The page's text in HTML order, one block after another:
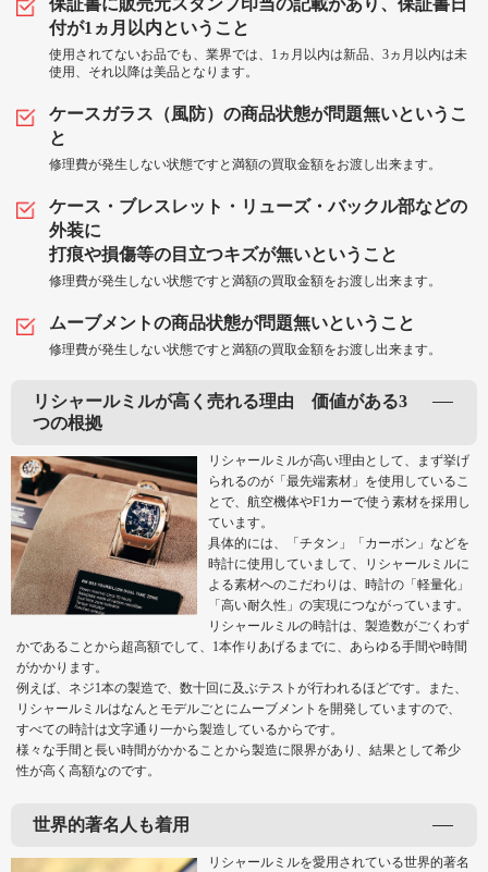
保証書に販売元スタンプ印当の記載があり、保証書日
付が1ヵ月以内ということ
使用されてないお品でも、業界では、1ヵ月以内は新品、3ヵ月以内は未
使用、それ以降は美品となります。
ケースガラス（風防）の商品状態が問題無いというこ
と
修理費が発生しない状態ですと満額の買取金額をお渡し出来ます。
ケース・ブレスレット・リューズ・バックル部などの
外装に
打痕や損傷等の目立つキズが無いということ
修理費が発生しない状態ですと満額の買取金額をお渡し出来ます。
ムーブメントの商品状態が問題無いということ
修理費が発生しない状態ですと満額の買取金額をお渡し出来ます。
リシャールミルが高く売れる理由 価値がある3
つの根拠
リシャールミルが高い理由として、まず挙げ
られるのが「最先端素材」を使用しているこ
とで、航空機体やF1カーで使う素材を採用し
ています。
具体的には、「チタン」「カーボン」などを
時計に使用していまして、リシャールミルに
よる素材へのこだわりは、時計の「軽量化」
「高い耐久性」の実現につながっています。
リシャールミルの時計は、製造数がごくわず
かであることから超高額でして、1本作りあげるまでに、あらゆる手間や時間
がかかります。
例えば、ネジ1本の製造で、数十回に及ぶテストが行われるほどです。また、
リシャールミルはなんとモデルごとにムーブメントを開発していますので、
すべての時計は文字通り一から製造しているからです。
様々な手間と長い時間がかかることから製造に限界があり、結果として希少
性が高く高額なのです。
世界的著名人も着用
リシャールミルを愛用されている世界的著名